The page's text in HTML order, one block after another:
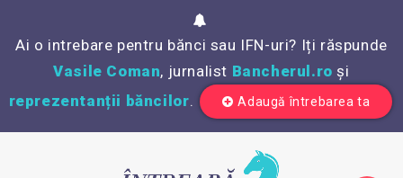
Ai o intrebare pentru bănci sau IFN-uri? Iți răspunde
Vasile Coman, jurnalist Bancherul.ro și
reprezentanții băncilor. Adaugă întrebarea ta